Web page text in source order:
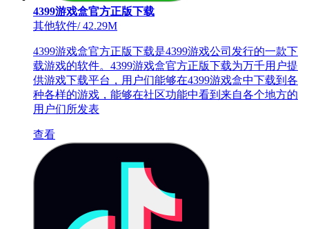
4399游戏盒官方正版下载
其他软件/42.29M
4399游戏盒官方正版下载是4399游戏公司发行的一款下
载游戏的软件。4399游戏盒官方正版下载为万千用户提
供游戏下载平台，用户们能够在4399游戏盒中下载到各
种各样的游戏，能够在社区功能中看到来自各个地方的
用户们所发表
查看